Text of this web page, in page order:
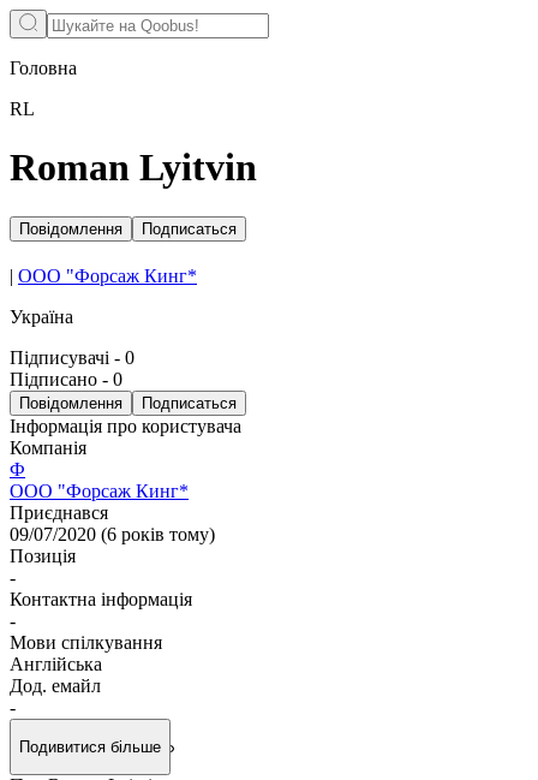
Головна
RL
Roman Lyitvin
Повідомлення Подписаться
| ООО "Форсаж Кинг*
Україна
Підписувачі - 0
Підписано - 0
Повідомлення Подписаться
Інформація про користувача
Компанія
Ф
ООО "Форсаж Кинг*
Приєднався
09/07/2020 (6 років тому)
Позиція
-
Контактна інформація
-
Мови спілкування
Англійська
Дод. емайл
-
Подивитися більше